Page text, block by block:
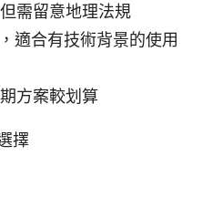
需留意地理法規
適合有技術背景的使用
方案較划算
擇